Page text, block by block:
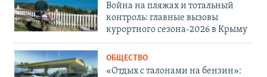
Война на пляжах и тотальный
контроль: главные вызовы
курортного сезона-2026 в Крыму
ОБЩЕСТВО
«Отдых с талонами на бензин»: